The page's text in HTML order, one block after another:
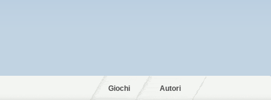
Giochi Autori